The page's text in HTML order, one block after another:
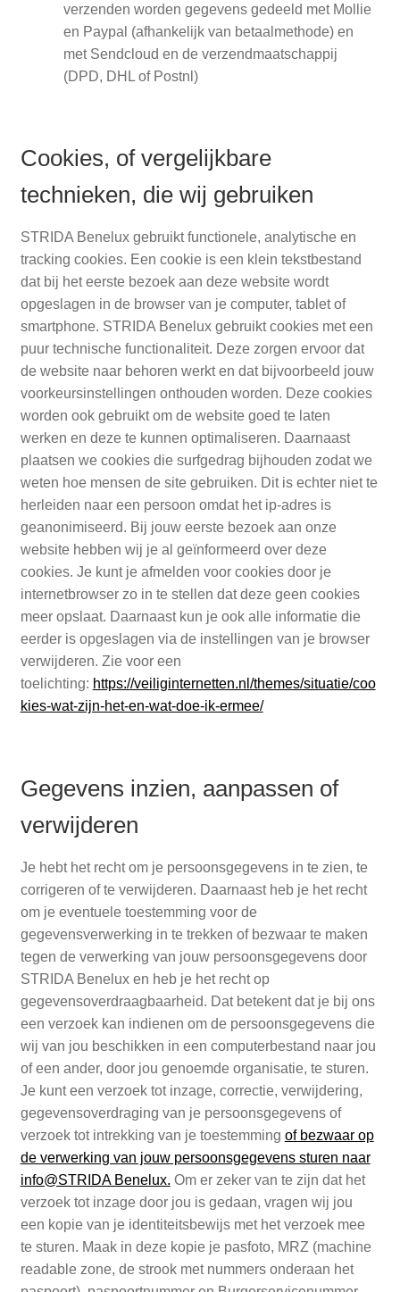
verzenden worden gegevens gedeeld met Mollie
en Paypal (afhankelijk van betaalmethode) en
met Sendcloud en de verzendmaatschappij
(DPD, DHL of Postnl)
Cookies, of vergelijkbare
technieken, die wij gebruiken
STRIDA Benelux gebruikt functionele, analytische en
tracking cookies. Een cookie is een klein tekstbestand
dat bij het eerste bezoek aan deze website wordt
opgeslagen in de browser van je computer, tablet of
smartphone. STRIDA Benelux gebruikt cookies met een
puur technische functionaliteit. Deze zorgen ervoor dat
de website naar behoren werkt en dat bijvoorbeeld jouw
voorkeursinstellingen onthouden worden. Deze cookies
worden ook gebruikt om de website goed te laten
werken en deze te kunnen optimaliseren. Daarnaast
plaatsen we cookies die surfgedrag bijhouden zodat we
weten hoe mensen de site gebruiken. Dit is echter niet te
herleiden naar een persoon omdat het ip-adres is
geanonimiseerd. Bij jouw eerste bezoek aan onze
website hebben wij je al geïnformeerd over deze
cookies. Je kunt je afmelden voor cookies door je
internetbrowser zo in te stellen dat deze geen cookies
meer opslaat. Daarnaast kun je ook alle informatie die
eerder is opgeslagen via de instellingen van je browser
verwijderen. Zie voor een
toelichting: https://veiliginternetten.nl/themes/situatie/coo
kies-wat-zijn-het-en-wat-doe-ik-ermee/
Gegevens inzien, aanpassen of
verwijderen
Je hebt het recht om je persoonsgegevens in te zien, te
corrigeren of te verwijderen. Daarnaast heb je het recht
om je eventuele toestemming voor de
gegevensverwerking in te trekken of bezwaar te maken
tegen de verwerking van jouw persoonsgegevens door
STRIDA Benelux en heb je het recht op
gegevensoverdraagbaarheid. Dat betekent dat je bij ons
een verzoek kan indienen om de persoonsgegevens die
wij van jou beschikken in een computerbestand naar jou
of een ander, door jou genoemde organisatie, te sturen.
Je kunt een verzoek tot inzage, correctie, verwijdering,
gegevensoverdraging van je persoonsgegevens of
verzoek tot intrekking van je toestemming of bezwaar op
de verwerking van jouw persoonsgegevens sturen naar
info@STRIDA Benelux. Om er zeker van te zijn dat het
verzoek tot inzage door jou is gedaan, vragen wij jou
een kopie van je identiteitsbewijs met het verzoek mee
te sturen. Maak in deze kopie je pasfoto, MRZ (machine
readable zone, de strook met nummers onderaan het